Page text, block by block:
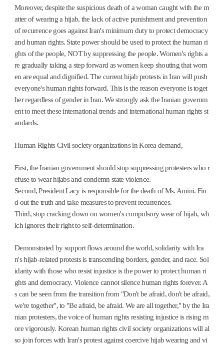
Moreover, despite the suspicious death of a woman caught with the m
atter of wearing a hijab, the lack of active punishment and prevention
of recurrence goes against Iran's minimum duty to protect democracy
and human rights. State power should be used to protect the human ri
ghts of the people, NOT by suppressing the people. Women's rights a
re gradually taking a step forward as women keep shouting that wom
en are equal and dignified. The current hijab protests in Iran will push
everyone's human rights forward. This is the reason everyone is toget
her regardless of gender in Iran. We strongly ask the Iranian governm
ent to meet these international trends and international human rights st
andards.
Human Rights Civil society organizations in Korea demand,
First, the Iranian government should stop suppressing protesters who r
efuse to wear hijabs and condemn state violence.
Second, President Lacy is responsible for the death of Ms. Amini. Fin
d out the truth and take measures to prevent recurrences.
Third, stop cracking down on women's compulsory wear of hijab, wh
ich ignores their right to self-determination.
Demonstrated by support flows around the world, solidarity with Ira
n's hijab-related protests is transcending borders, gender, and race. Sol
idarity with those who resist injustice is the power to protect human ri
ghts and democracy. Violence cannot silence human rights forever. A
s can be seen from the transition from "Don't be afraid, don't be afraid,
we're together", to "Be afraid, be afraid. We are all together," by the Ira
nian protesters, the voice of human rights resisting injustice is rising m
ore vigorously. Korean human rights civil society organizations will al
so join forces with Iran's protest against coercive hijab wearing and vi